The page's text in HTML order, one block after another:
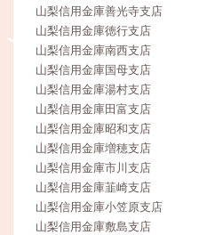
山梨信用金庫善光寺支店
山梨信用金庫徳行支店
山梨信用金庫南西支店
山梨信用金庫国母支店
山梨信用金庫湯村支店
山梨信用金庫田富支店
山梨信用金庫昭和支店
山梨信用金庫増穂支店
山梨信用金庫市川支店
山梨信用金庫韮崎支店
山梨信用金庫小笠原支店
山梨信用金庫敷島支店